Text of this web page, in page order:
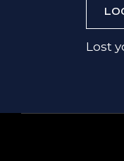
Lost